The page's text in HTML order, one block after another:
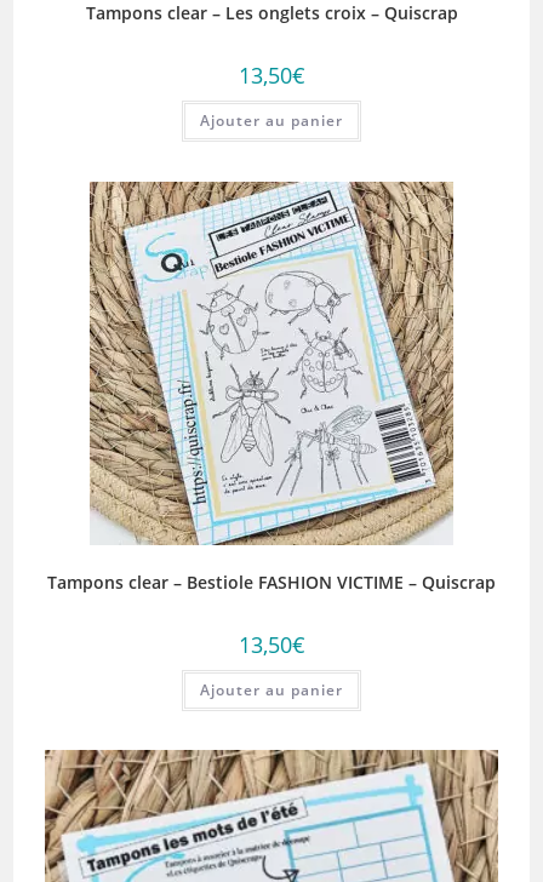
Tampons clear – Les onglets croix – Quiscrap
13,50€
Ajouter au panier
Tampons clear – Bestiole FASHION VICTIME – Quiscrap
13,50€
Ajouter au panier